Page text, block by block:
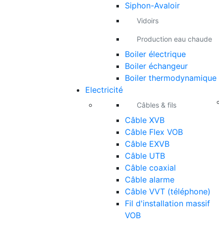
Siphon-Avaloir
Vidoirs
Production eau chaude
Boiler électrique
Boiler échangeur
Boiler thermodynamique
Electricité
Câbles & fils
Câble XVB
Câble Flex VOB
Câble EXVB
Câble UTB
Câble coaxial
Câble alarme
Câble VVT (téléphone)
Fil d'installation massif
VOB